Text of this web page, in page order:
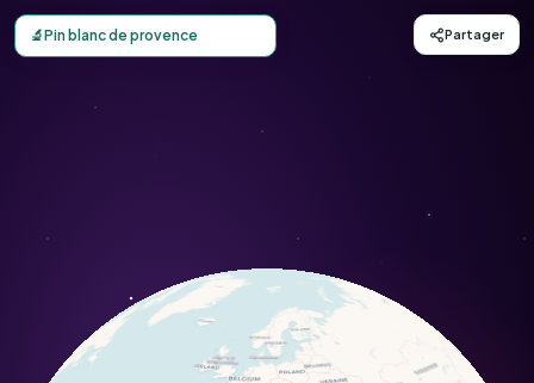
Carte d'observation du Pin blanc de provence (Pinus
🔬Pin blanc de provence Partager